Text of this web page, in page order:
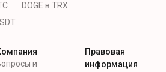
DOGE в TRX
и
Правовая
информация